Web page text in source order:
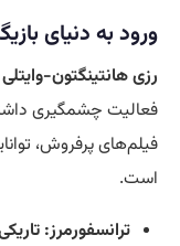
ورود به دنیای
رزی هانتینگتون-وایتلی
فعالیت چشمگیری
فیلم‌های پرفروش،
است.
ترانسفورمرز: تاریکی